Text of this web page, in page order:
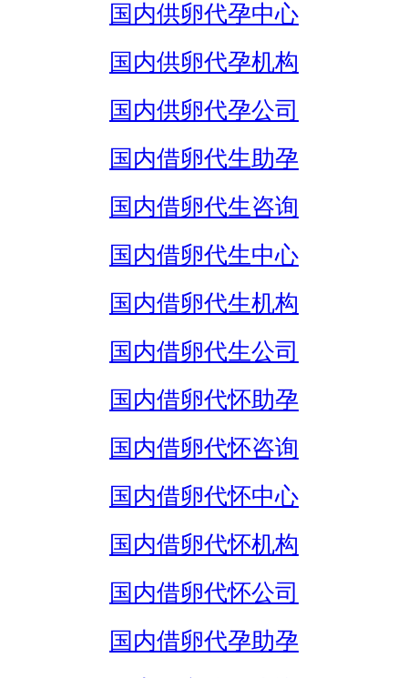
国内供卵代孕中心
国内供卵代孕机构
国内供卵代孕公司
国内借卵代生助孕
国内借卵代生咨询
国内借卵代生中心
国内借卵代生机构
国内借卵代生公司
国内借卵代怀助孕
国内借卵代怀咨询
国内借卵代怀中心
国内借卵代怀机构
国内借卵代怀公司
国内借卵代孕助孕